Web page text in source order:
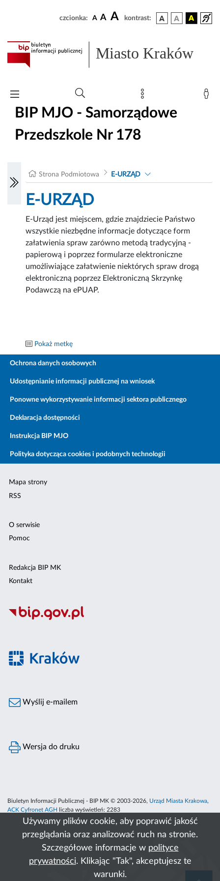
Używamy plików cookie, aby poprawić jakość
przeglądania oraz analizować ruch na stronie.
Szczegółowe informacje w polityce
prywatności. Klikając "Tak", akceptujesz te
warunki.
czcionka: A A A kontrast:
Miasto Kraków
BIP MJO - Samorządowe
Przedszkole Nr 178
Strona Podmiotowa E-URZĄD
E-URZĄD
E-Urząd jest miejscem, gdzie znajdziecie Państwo
wszystkie niezbędne informacje dotyczące form
załatwienia spraw zarówno metodą tradycyjną -
papierową i poprzez formularze elektroniczne
umożliwiające załatwienie niektórych spraw drogą
elektroniczną poprzez Elektroniczną Skrzynkę
Podawczą na ePUAP.
Pokaż metkę
Ochrona danych osobowych
Udostępnianie informacji publicznej na wniosek
Ponowne wykorzystywanie informacji sektora publicznego
Deklaracja dostępności
Instrukcja BIP MJO
Polityka dotycząca cookies i podobnych technologii
Mapa strony
RSS
O serwisie
Pomoc
Redakcja BIP MK
Kontakt
Wyślij e-mailem
Wersja do druku
Biuletyn Informacji Publicznej - BIP MK © 2003-2026, Urząd Miasta Krakowa,
ACK Cyfronet AGH
liczba wyświetleń: 2283